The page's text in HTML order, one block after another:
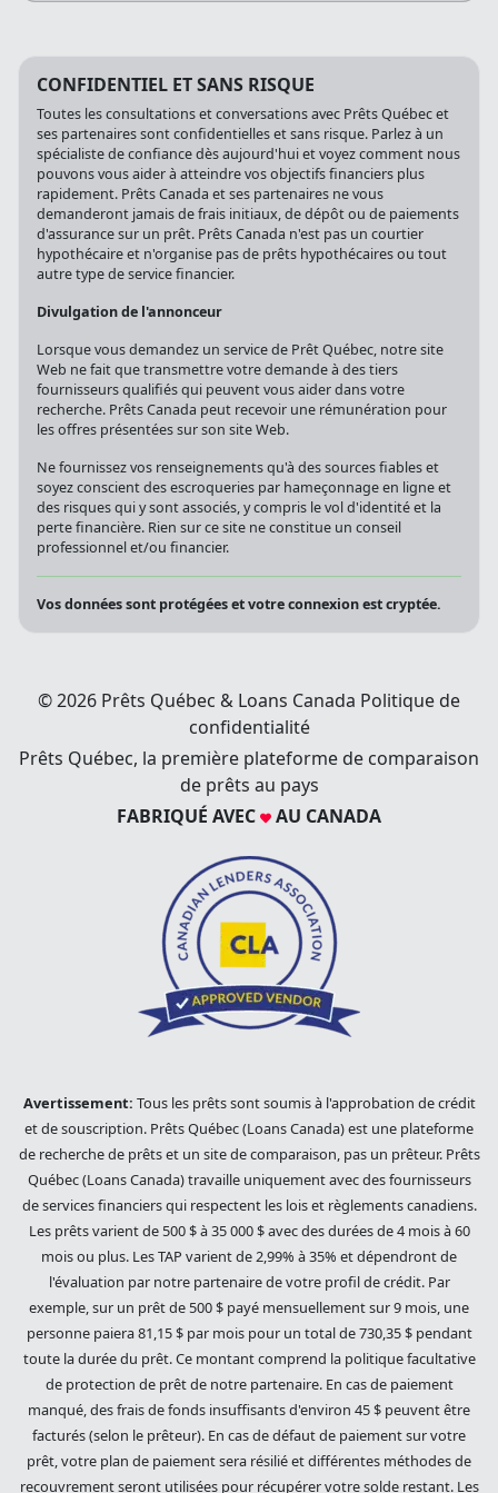
CONFIDENTIEL ET SANS RISQUE
Toutes les consultations et conversations avec Prêts Québec et
ses partenaires sont confidentielles et sans risque. Parlez à un
spécialiste de confiance dès aujourd'hui et voyez comment nous
pouvons vous aider à atteindre vos objectifs financiers plus
rapidement. Prêts Canada et ses partenaires ne vous
demanderont jamais de frais initiaux, de dépôt ou de paiements
d'assurance sur un prêt. Prêts Canada n'est pas un courtier
hypothécaire et n'organise pas de prêts hypothécaires ou tout
autre type de service financier.
Divulgation de l'annonceur
Lorsque vous demandez un service de Prêt Québec, notre site
Web ne fait que transmettre votre demande à des tiers
fournisseurs qualifiés qui peuvent vous aider dans votre
recherche. Prêts Canada peut recevoir une rémunération pour
les offres présentées sur son site Web.
Ne fournissez vos renseignements qu'à des sources fiables et
soyez conscient des escroqueries par hameçonnage en ligne et
des risques qui y sont associés, y compris le vol d'identité et la
perte financière. Rien sur ce site ne constitue un conseil
professionnel et/ou financier.
Vos données sont protégées et votre connexion est cryptée.
© 2026 Prêts Québec & Loans Canada Politique de
confidentialité
Prêts Québec, la première plateforme de comparaison
de prêts au pays
FABRIQUÉ AVEC
AU CANADA
Avertissement: Tous les prêts sont soumis à l'approbation de crédit
et de souscription. Prêts Québec (Loans Canada) est une plateforme
de recherche de prêts et un site de comparaison, pas un prêteur. Prêts
Québec (Loans Canada) travaille uniquement avec des fournisseurs
de services financiers qui respectent les lois et règlements canadiens.
Les prêts varient de 500 $ à 35 000 $ avec des durées de 4 mois à 60
mois ou plus. Les TAP varient de 2,99% à 35% et dépendront de
l'évaluation par notre partenaire de votre profil de crédit. Par
exemple, sur un prêt de 500 $ payé mensuellement sur 9 mois, une
personne paiera 81,15 $ par mois pour un total de 730,35 $ pendant
toute la durée du prêt. Ce montant comprend la politique facultative
de protection de prêt de notre partenaire. En cas de paiement
manqué, des frais de fonds insuffisants d'environ 45 $ peuvent être
facturés (selon le prêteur). En cas de défaut de paiement sur votre
prêt, votre plan de paiement sera résilié et différentes méthodes de
recouvrement seront utilisées pour récupérer votre solde restant. Les